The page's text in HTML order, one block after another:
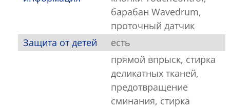
барабан Wavedrum,
проточный датчик
Защита от детей
есть
прямой впрыск, стирка
деликатных тканей,
предотвращение
сминания, стирка